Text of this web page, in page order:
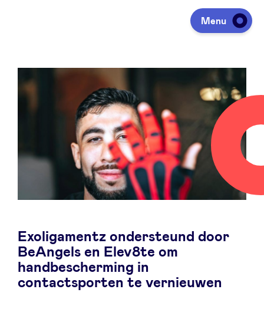
Menu
Investeren
Fondsen ophalen
Portfolio
Agenda
Over ons
Exoligamentz ondersteund door
BeAngels en Elev8te om
handbescherming in
contactsporten te vernieuwen